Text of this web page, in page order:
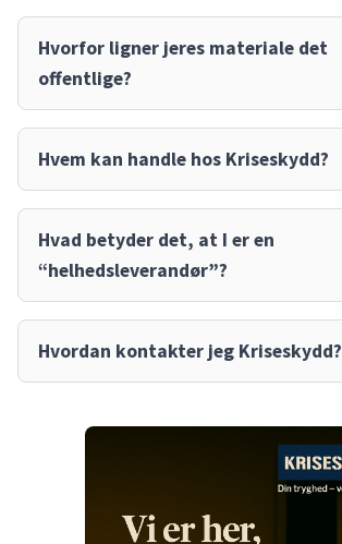
Hvorfor ligner jeres materiale det
offentlige?
Hvem kan handle hos Kriseskydd?
Hvad betyder det, at I er en
“helhedsleverandør”?
Hvordan kontakter jeg Kriseskydd?